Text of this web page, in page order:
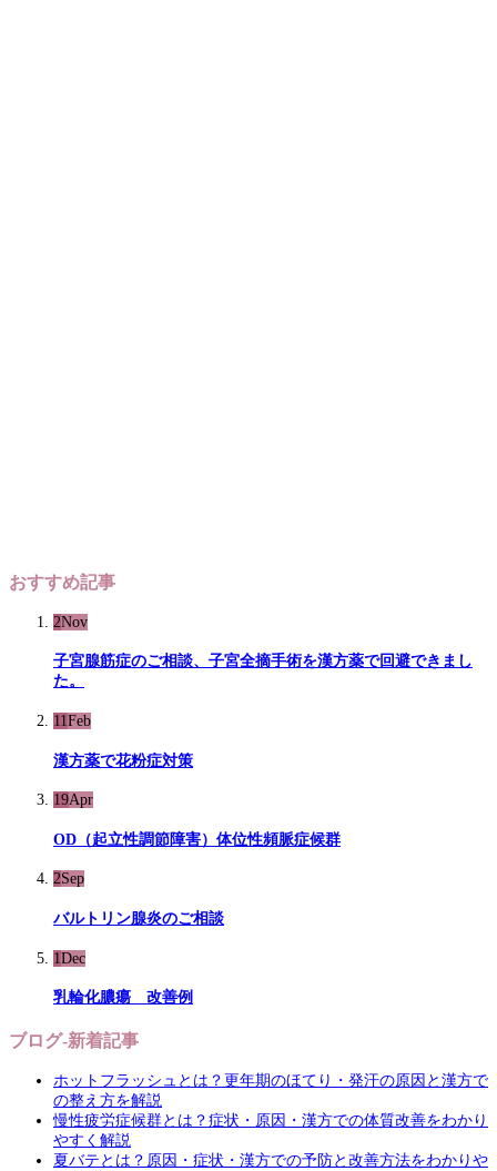
おすすめ記事
2Nov
子宮腺筋症のご相談、子宮全摘手術を漢方薬で回避できまし
た。
11 Feb
漢方薬で花粉症対策
19Apr
OD（起立性調節障害）体位性頻脈症候群
2Sep
バルトリン腺炎のご相談
1Dec
乳輪化膿瘍 改善例
ブログ-新着記事
ホットフラッシュとは？更年期のほてり・発汗の原因と漢方で
の整え方を解説
慢性疲労症候群とは？症状・原因・漢方での体質改善をわかり
やすく解説
夏バテとは？原因・症状・漢方での予防と改善方法をわかりや